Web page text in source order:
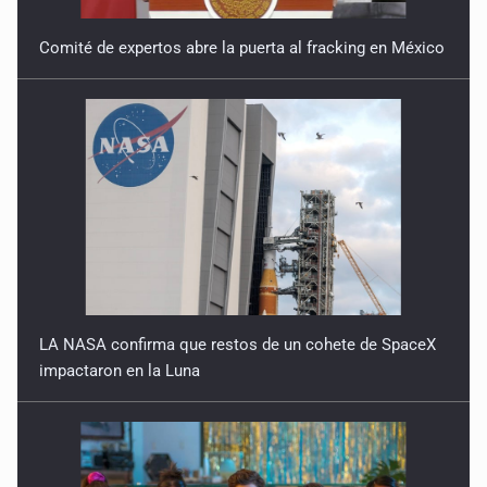
Comité de expertos abre la puerta al fracking en México
LA NASA confirma que restos de un cohete de SpaceX
impactaron en la Luna